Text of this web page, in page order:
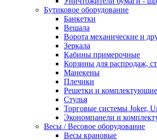
Бутиковое оборудование
Банкетки
Вешала
Ворота механические и
Зеркала
Кабины примерочные
Корзины для распродаж,
Манекены
Плечики
Решетки и комплектующие
Стулья
Торговые системы Joker,
Экономпанели и
Весы / Весовое оборудование
Весы крановые